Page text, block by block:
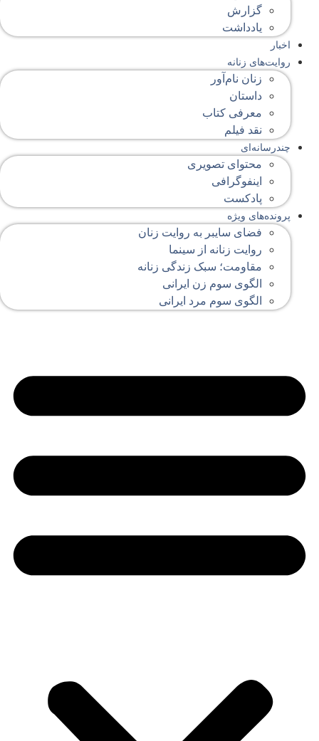
گزارش
یادداشت
اخبار
روایت‌های زنانه
زنان نام‌آور
داستان
معرفی کتاب
نقد فیلم
چندرسانه‌ای
محتوای تصویری
اینفوگرافی
پادکست
پرونده‌های ویژه
فضای سایبر به روایت زنان
روایت زنانه از سینما
مقاومت؛ سبک زندگی زنانه
الگوی سوم زن ایرانی
الگوی سوم مرد ایرانی